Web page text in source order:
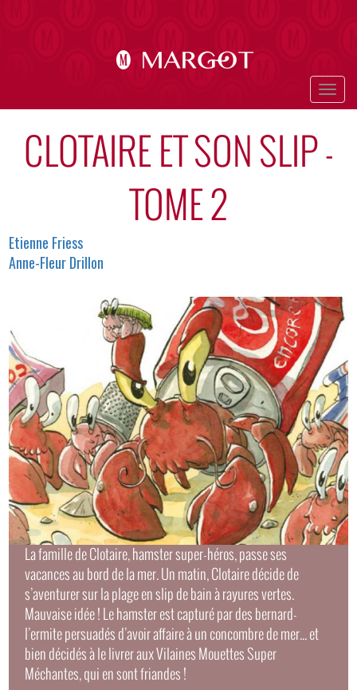
CLOTAIRE ET SON SLIP -
TOME 2
Auteurs
Etienne Friess
Anne-Fleur Drillon
en-
tête
La famille de Clotaire, hamster super-héros, passe ses
vacances au bord de la mer. Un matin, Clotaire décide de
s’aventurer sur la plage en slip de bain à rayures vertes.
Mauvaise idée ! Le hamster est capturé par des bernard-
l’ermite persuadés d’avoir affaire à un concombre de mer... et
bien décidés à le livrer aux Vilaines Mouettes Super
Méchantes, qui en sont friandes !